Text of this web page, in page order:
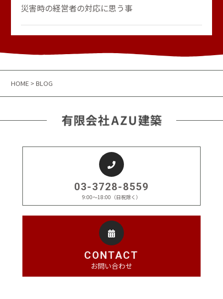
災害時の経営者の対応に思う事
HOME > BLOG
03-3728-8559
9:00～18:00（日祝除く）
CONTACT
お問い合わせ